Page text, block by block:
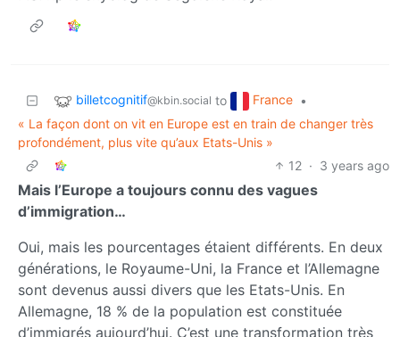
billetcognitif@kbin.social to France •
« La façon dont on vit en Europe est en train de changer très
profondément, plus vite qu’aux Etats-Unis »
12 · 3 years ago
Mais l’Europe a toujours connu des vagues
d’immigration…
Oui, mais les pourcentages étaient différents. En deux
générations, le Royaume-Uni, la France et l’Allemagne
sont devenus aussi divers que les Etats-Unis. En
Allemagne, 18 % de la population est constituée
d’immigrés aujourd’hui. C’est une transformation très